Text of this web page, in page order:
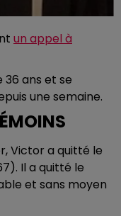
un appel à
ans et se
une semaine.
Victor a quitté le
Il a quitté le
et sans moyen